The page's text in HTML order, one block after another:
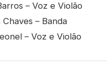
– Voz e Violão
– Banda
– Voz e Violão